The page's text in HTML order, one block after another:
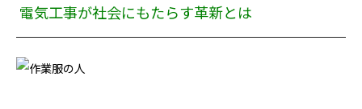
電気工事が社会にもたらす革新とは